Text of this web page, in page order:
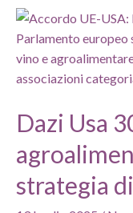
«Stangata
Dazi Usa
strategia